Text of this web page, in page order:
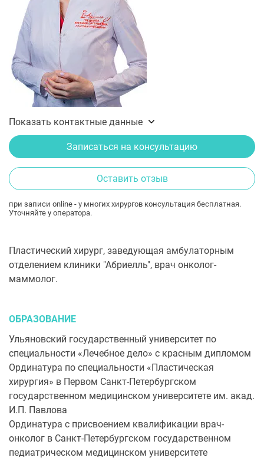
Показать контактные данные
Записаться на консультацию
Оставить отзыв
при записи online - у многих хирургов консультация бесплатная.
Уточняйте у оператора.
Пластический хирург, заведующая амбулаторным
отделением клиники "Абриелль", врач онколог-
маммолог.
ОБРАЗОВАНИЕ
Ульяновский государственный университет по
специальности «Лечебное дело» с красным дипломом
Ординатура по специальности «Пластическая
хирургия» в Первом Санкт-Петербургском
государственном медицинском университете им. акад.
И.П. Павлова
Ординатура с присвоением квалификации врач-
онколог в Санкт-Петербургском государственном
педиатрическом медицинском университете